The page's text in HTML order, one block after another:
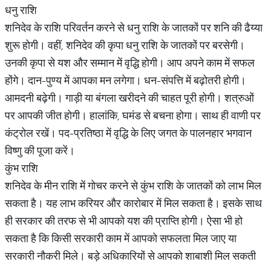
धनु राशि
शनिदेव के राशि परिवर्तन करने से धनु राशि के जातकों पर शनि की ढैय्या
शुरू होगी। वहीं, शनिदेव की कृपा धनु राशि के जातकों पर बरसेगी।
उनकी कृपा से यश और सम्मान में वृद्धि होगी। आप अपने काम में सफल
होंगे। दान-पुण्य में आपका मन लगेगा। धन-संपत्ति में बढ़ोतरी होगी।
आमदनी बढ़ेगी। गाड़ी या बंगला खरीदने की चाहत पूरी होगी। शत्रुओं
पर आपकी जीत होगी। हालांकि, घमंड से बचना होगा। साथ ही वाणी पर
कंट्रोल रखें। पद-प्रतिष्ठा में वृद्धि के लिए जगत के पालनहार भगवान
विष्णु की पूजा करें।
कुंभ राशि
शनिदेव के मीन राशि में गोचर करने से कुंभ राशि के जातकों को लाभ मिल
सकता है। यह लाभ करियर और कारोबार में मिल सकता है। इसके साथ
ही सरकार की तरफ से भी आपको यश की प्राप्ति होगी। ऐसा भी हो
सकता है कि किसी सरकारी काम में आपको सफलता मिल जाए या
सरकारी नौकरी मिले। बड़े अधिकारियों से आपको शाबाशी मिल सकती